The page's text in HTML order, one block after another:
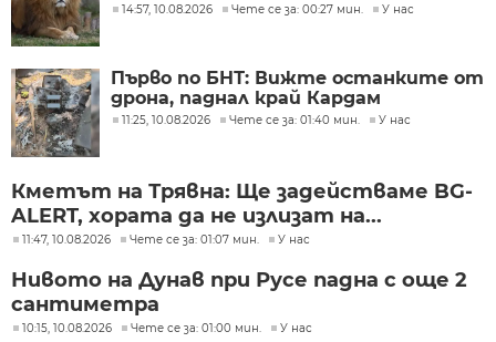
14:57, 10.08.2026 Чете се за: 00:27 мин. У нас
Първо по БНТ: Вижте останките от
дрона, паднал край Кардам
11:25, 10.08.2026 Чете се за: 01:40 мин. У нас
Кметът на Трявна: Ще задействаме BG-
ALERT, хората да не излизат на...
11:47, 10.08.2026 Чете се за: 01:07 мин. У нас
Нивото на Дунав при Русе падна с още 2
сантиметра
10:15, 10.08.2026 Чете се за: 01:00 мин. У нас